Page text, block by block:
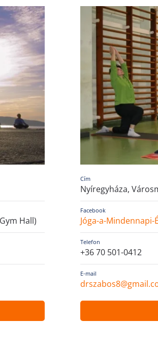
Hall)
Cím
Nyíregyháza,
Facebook
Jóga-a-
Telefon
+36 70 501-0412
E-mail